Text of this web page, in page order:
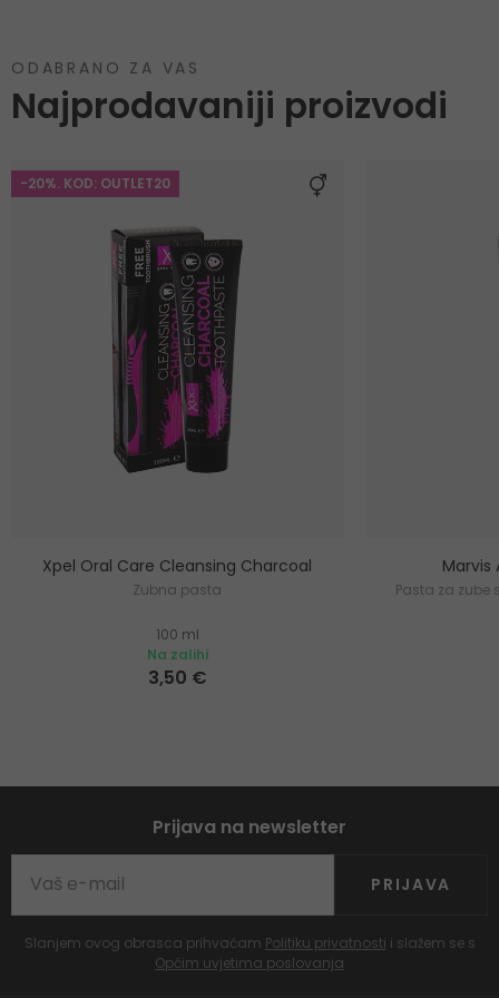
ODABRANO ZA VAS
Najprodavaniji proizvodi
-20%. KOD: OUTLET20
Xpel Oral Care Cleansing Charcoal
Zubna pasta
100 ml
Na zalihi
3,50 €
Marvis
Pasta za zube
Prijava na newsletter
PRIJAVA
Slanjem ovog obrasca prihvaćam Politiku privatnosti i slažem se s
Općim uvjetima poslovanja